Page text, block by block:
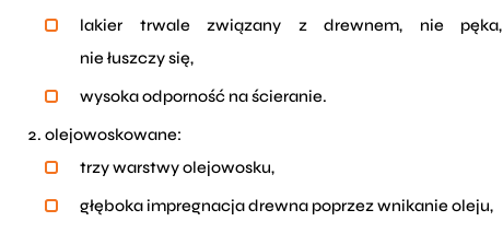
lakier trwale związany z drewnem, nie pęka,
nie łuszczy się,
wysoka odporność na ścieranie.
olejowoskowane:
trzy warstwy olejowosku,
głęboka impregnacja drewna poprzez wnikanie oleju,